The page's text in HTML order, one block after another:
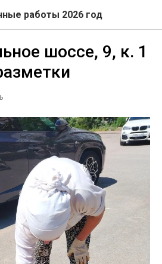
работы 2026 год
шоссе, 9, к. 1